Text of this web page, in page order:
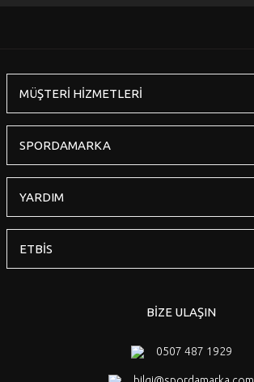
MÜŞTERİ HİZMETLERİ
SPORDAMARKA
YARDIM
ETBİS
BİZE ULAŞIN
0507 487 1929